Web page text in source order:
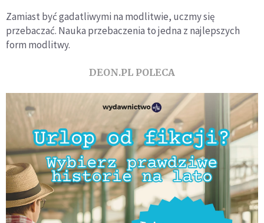
Zamiast być gadatliwymi na modlitwie, uczmy się
przebaczać. Nauka przebaczenia to jedna z najlepszych
form modlitwy.
DEON.PL POLECA